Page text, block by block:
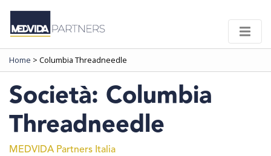
Home > Columbia Threadneedle
Società: Columbia
Threadneedle
MEDVIDA Partners Italia